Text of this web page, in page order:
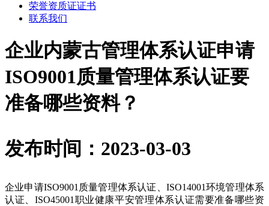
荣誉资质证证书
联系我们
企业内蒙古管理体系认证申请
ISO9001质量管理体系认证要
准备哪些资料？
发布时间：2023-03-03
企业申请ISO9001质量管理体系认证、ISO14001环境管理体系
认证、ISO45001职业健康平安管理体系认证需要准备哪些资